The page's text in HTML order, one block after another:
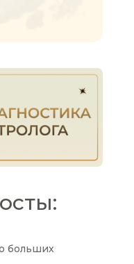
больших